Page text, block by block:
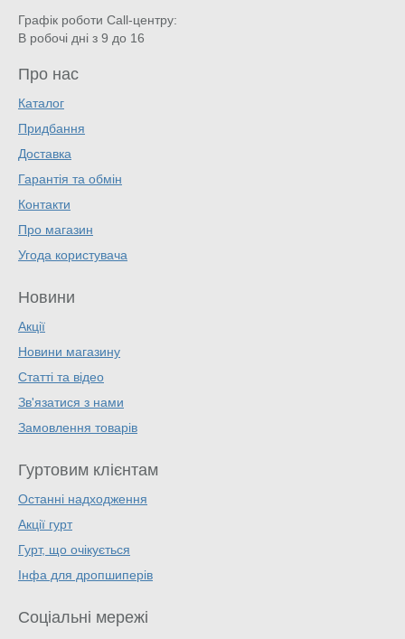
Графік роботи Call-центру:
В робочі дні з 9 до 16
Про нас
Каталог
Придбання
Доставка
Гарантія та обмін
Контакти
Про магазин
Угода користувача
Новини
Акції
Новини магазину
Статті та відео
Зв'язатися з нами
Замовлення товарів
Гуртовим клієнтам
Останні надходження
Акції гурт
Гурт, що очікується
Інфа для дропшиперів
Соціальні мережі